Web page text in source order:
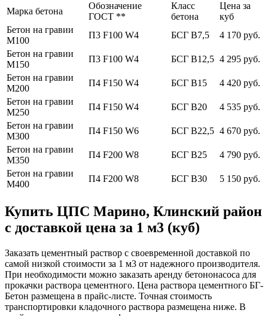
Марка бетона
Обозначение
ГОСТ **
Класс
бетона
Цена за
куб
Бетон на гравии
М100
П3 F100 W4 БСГ В7,5
4 170 руб.
Бетон на гравии
М150
П3 F100 W4 БСГ В12,5 4 295 руб.
Бетон на гравии
М200
П4 F150 W4 БСГ В15
4 420 руб.
Бетон на гравии
М250
П4 F150 W4 БСГ В20
4 535 руб.
Бетон на гравии
М300
П4 F150 W6 БСГ В22,5 4 670 руб.
Бетон на гравии
М350
П4 F200 W8 БСГ В25
4 790 руб.
Бетон на гравии
М400
П4 F200 W8 БСГ В30 5 150 руб.
Купить ЦПС Марино, Клинский район
с доставкой цена за 1 м3 (куб)
Заказать цементный раствор с своевременной доставкой по
самой низкой стоимости за 1 м3 от надежного производителя.
При необходимости можно заказать аренду бетононасоса для
прокачки раствора цементного. Цена раствора цементного БГ-
Бетон размещена в прайс-листе. Точная стоимость
транспортировки кладочного раствора размещена ниже. В